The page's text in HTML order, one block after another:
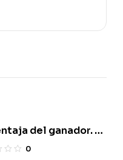
del ganador. El
de la educación
0